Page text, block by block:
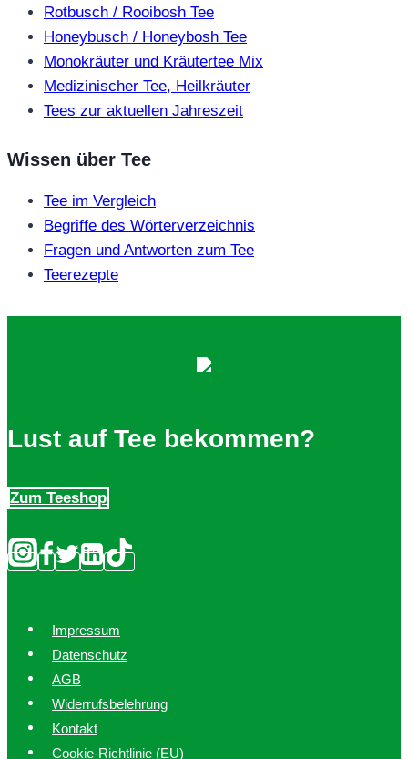
Rotbusch / Rooibosh Tee
Honeybusch / Honeybosh Tee
Monokräuter und Kräutertee Mix
Medizinischer Tee, Heilkräuter
Tees zur aktuellen Jahreszeit
Wissen über Tee
Tee im Vergleich
Begriffe des Wörterverzeichnis
Fragen und Antworten zum Tee
Teerezepte
Lust auf Tee bekommen?
Zum Teeshop
Impressum
Datenschutz
AGB
Widerrufsbelehrung
Kontakt
Cookie-Richtlinie (EU)